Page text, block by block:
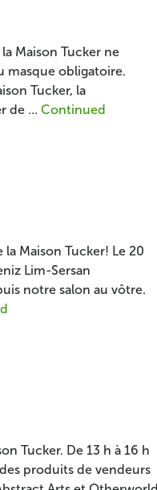
Maison Tucker ne
masque obligatoire.
Tucker, la
de … Continued
la Maison Tucker! Le 20
Lim-Sersan
notre salon au vôtre.
Tucker. De 13 h à 16 h
produits de vendeurs